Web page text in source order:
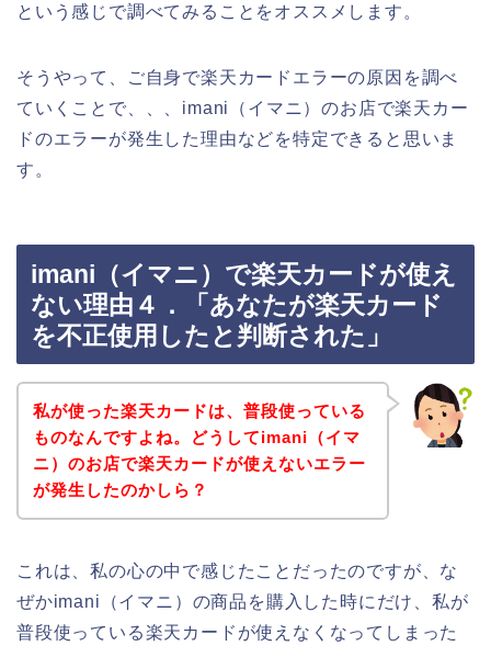
という感じで調べてみることをオススメします。
そうやって、ご自身で楽天カードエラーの原因を調べ
ていくことで、、、imani（イマニ）のお店で楽天カー
ドのエラーが発生した理由などを特定できると思いま
す。
imani（イマニ）で楽天カードが使え
ない理由４．「あなたが楽天カード
を不正使用したと判断された」
私が使った楽天カードは、普段使っている
ものなんですよね。どうしてimani（イマ
ニ）のお店で楽天カードが使えないエラー
が発生したのかしら？
これは、私の心の中で感じたことだったのですが、な
ぜかimani（イマニ）の商品を購入した時にだけ、私が
普段使っている楽天カードが使えなくなってしまった